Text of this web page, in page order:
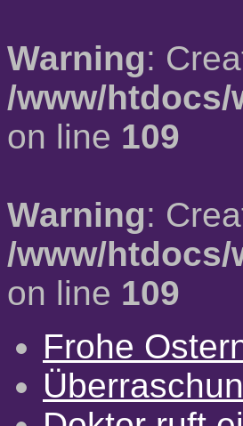
Warning:
/www/
on line 109
Warning:
/www/
on line 109
Frohe